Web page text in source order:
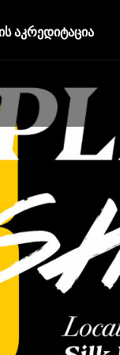
აკრედიტაცია